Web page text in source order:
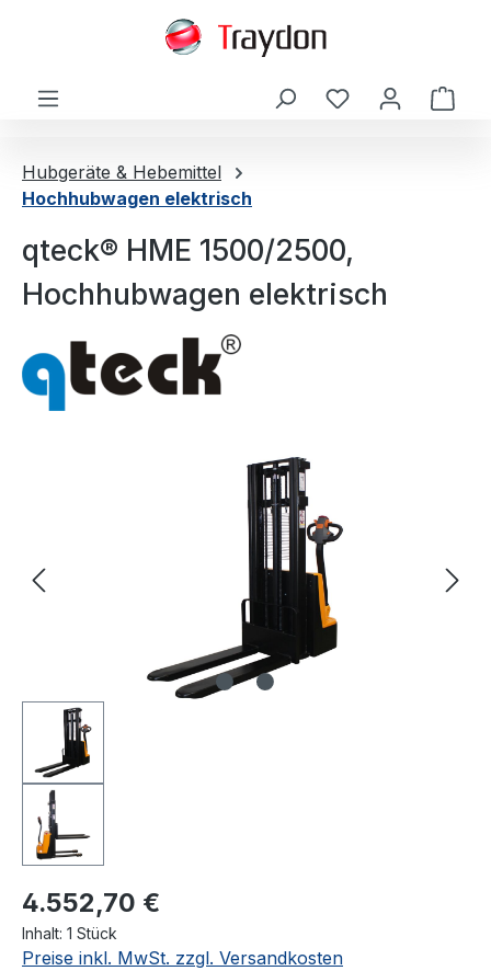
Hubgeräte & Hebemittel
Hochhubwagen elektrisch
qteck® HME 1500/2500,
Hochhubwagen elektrisch
4.552,70 €
Inhalt: 1 Stück
Preise inkl. MwSt. zzgl. Versandkosten